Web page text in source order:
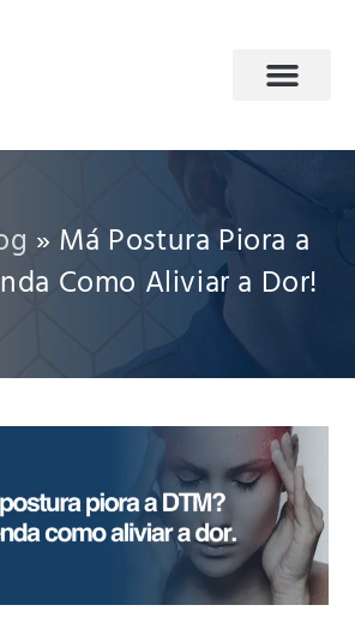
» Má Postura Piora a
Como Aliviar a Dor!